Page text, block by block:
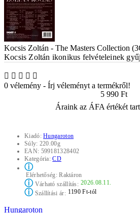
Kocsis Zoltán - The Masters Collection
Kocsis Zoltán ikonikus felvételeinek
0 vélemény - Írj véleményt a termékről!
5 990 Ft
Áraink az ÁFA értékét
Kiadó:Hungaroton
Súly: 220.00g
EAN: 599181328402
Kategória:CD
ⓘ
Elérhetőség:Raktáron
ⓘVárható szállítás: 2026.08.11.
ⓘSzállítási ár: 1190 Ft-tól
Hungaroton